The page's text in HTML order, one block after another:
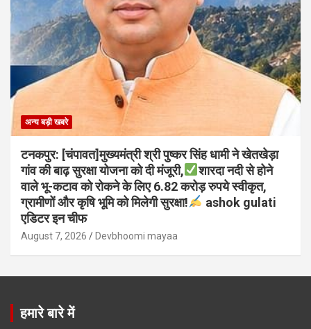
अन्य बड़ी खबरे
टनकपुर: [चंपावत]मुख्यमंत्री श्री पुष्कर सिंह धामी ने खेतखेड़ा
गांव की बाढ़ सुरक्षा योजना को दी मंजूरी,
शारदा नदी से होने
वाले भू-कटाव को रोकने के लिए 6.82 करोड़ रुपये स्वीकृत,
ग्रामीणों और कृषि भूमि को मिलेगी सुरक्षा!
ashok gulati
एडिटर इन चीफ
August 7, 2026 Devbhoomi mayaa
हमारे बारे में